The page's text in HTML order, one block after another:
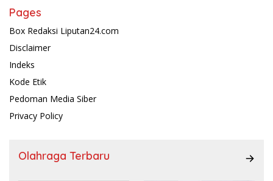
Pages
Box Redaksi Liputan24.com
Disclaimer
Indeks
Kode Etik
Pedoman Media Siber
Privacy Policy
Olahraga Terbaru